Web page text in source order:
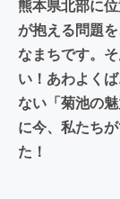
熊本県北部に
が抱える問題
なまちです。
い！あわよく
ない「菊池の
に今、私たち
た！